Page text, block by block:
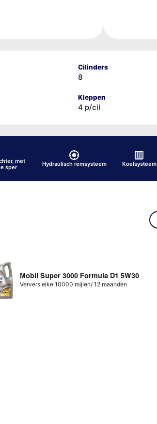
Cilinders
8
Kleppen
4 p/cil
met
sper
Hydraulisch remsysteem Koelsysteem
Mobil Super 3000 Formula D1 5W30
Ververs elke 10000 mijlen/ 12 maanden